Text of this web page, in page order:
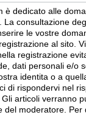
è dedicato alle
La consultazione
le vostre
al sito.
registrazione
dati personali e/o
identita o a
di rispondervi nel
articoli verranno
del moderatore. Per